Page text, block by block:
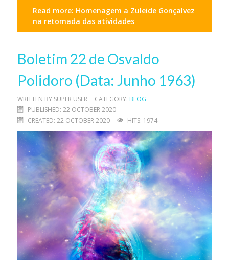
Read more: Homenagem a Zuleide Gonçalvez
na retomada das atividades
Boletim 22 de Osvaldo
Polidoro (Data: Junho 1963)
WRITTEN BY SUPER USER CATEGORY: BLOG
PUBLISHED: 22 OCTOBER 2020
CREATED: 22 OCTOBER 2020
HITS: 1974